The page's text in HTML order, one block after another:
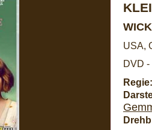
USA,
DVD -
Regie: